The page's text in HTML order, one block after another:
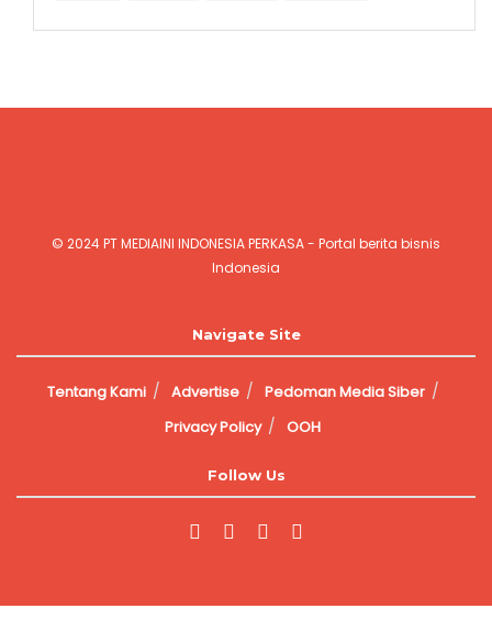
© 2024PT MEDIAINI INDONESIA PERKASA- Portal berita bisnis
Indonesia
Navigate Site
Tentang Kami Advertise
Pedoman Media Siber
Privacy Policy
OOH
Follow Us